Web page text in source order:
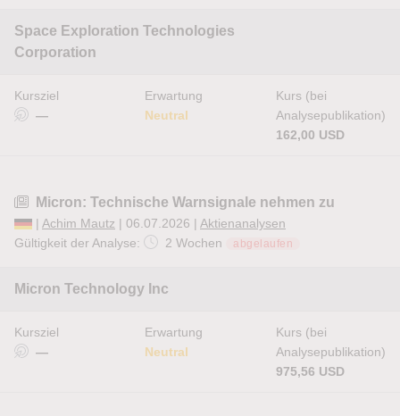
Space Exploration Technologies
Corporation
Kursziel
—
Erwartung
Neutral
Kurs (bei
Analysepublikation)
162,00 USD
Micron: Technische Warnsignale nehmen zu
| Achim Mautz | 06.07.2026 | Aktienanalysen
Gültigkeit der Analyse:
2 Wochen abgelaufen
Micron Technology Inc
Kursziel
—
Erwartung
Neutral
Kurs (bei
Analysepublikation)
975,56 USD